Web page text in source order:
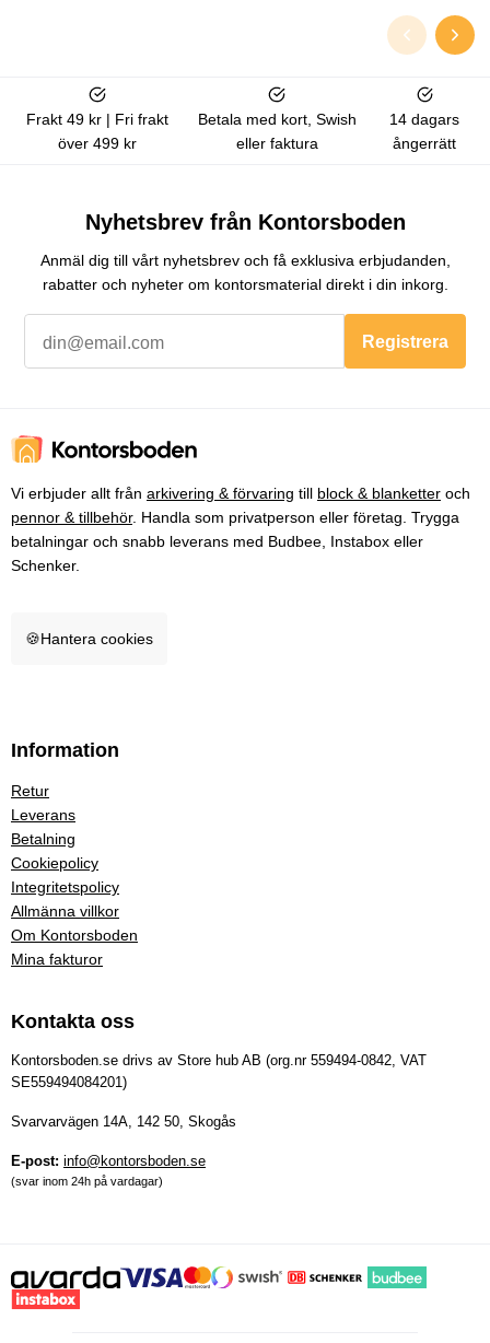
Frakt 49 kr | Fri frakt
över 499 kr
Betala med kort, Swish
eller faktura
14 dagars
ångerrätt
Nyhetsbrev från Kontorsboden
Anmäl dig till vårt nyhetsbrev och få exklusiva erbjudanden,
rabatter och nyheter om kontorsmaterial direkt i din inkorg.
Registrera
Vi erbjuder allt från arkivering & förvaring till block & blanketter och
pennor & tillbehör. Handla som privatperson eller företag. Trygga
betalningar och snabb leverans med Budbee, Instabox eller
Schenker.
🍪Hantera cookies
Information
Retur
Leverans
Betalning
Cookiepolicy
Integritetspolicy
Allmänna villkor
Om Kontorsboden
Mina fakturor
Kontakta oss
Kontorsboden.se drivs av Store hub AB (org.nr 559494-0842, VAT
SE559494084201)
Svarvarvägen 14A, 142 50, Skogås
E-post: info@kontorsboden.se
(svar inom 24h på vardagar)